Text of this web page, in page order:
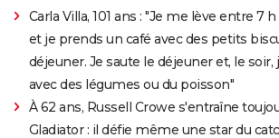
Carla Villa, 101 ans : "Je me lève entre 7
et je prends un café avec des petits
déjeuner. Je saute le déjeuner et, le
avec des légumes ou du poisson"
À 62 ans, Russell Crowe s'entraîne
Gladiator : il défie même une star du